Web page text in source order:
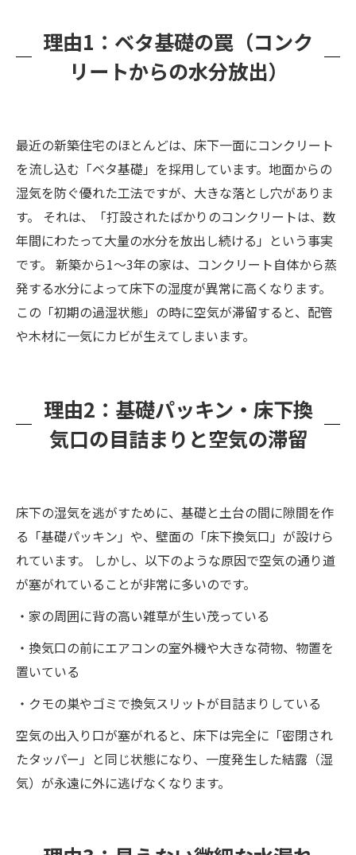
理由1：ベタ基礎の罠（コンク
リートからの水分放出）
最近の新築住宅のほとんどは、床下一面にコンクリート
を流し込む「ベタ基礎」を採用しています。地面からの
湿気を防ぐ優れた工法ですが、大きな落とし穴がありま
す。 それは、「打設されたばかりのコンクリートは、数
年間にわたって大量の水分を放出し続ける」という事実
です。 新築から1〜3年の家は、コンクリート自体から蒸
発する水分によって床下の湿度が異常に高くなります。
この「初期の過湿状態」の時に空気が滞留すると、配管
や木材に一気にカビが生えてしまいます。
理由2：基礎パッキン・床下換
気口の目詰まりと空気の滞留
床下の湿気を逃がすために、基礎と土台の間に隙間を作
る「基礎パッキン」や、壁面の「床下換気口」が設けら
れています。 しかし、以下のような原因で空気の通り道
が塞がれていることが非常に多いのです。
・家の周囲に背の高い雑草が生い茂っている
・換気口の前にエアコンの室外機や大きな荷物、物置を
置いている
・クモの巣やゴミで換気スリットが目詰まりしている
空気の出入り口が塞がれると、床下は完全に「密閉され
たタッパー」と同じ状態になり、一度発生した結露（湿
気）が永遠に外に逃げなくなります。